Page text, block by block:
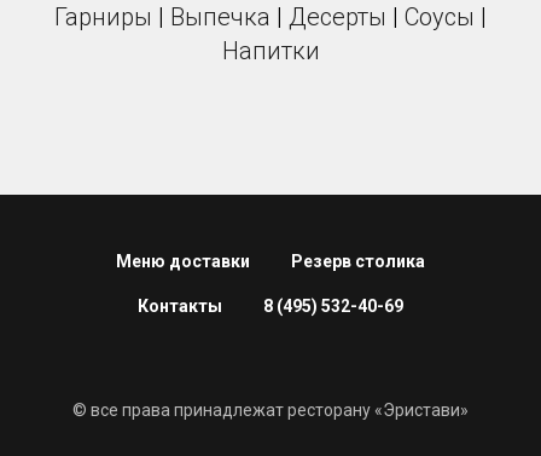
Гарниры | Выпечка | Десерты | Соусы |
Напитки
Меню доставки Резерв столика
Контакты 8 (495) 532-40-69
© все права принадлежат ресторану «Эристави»